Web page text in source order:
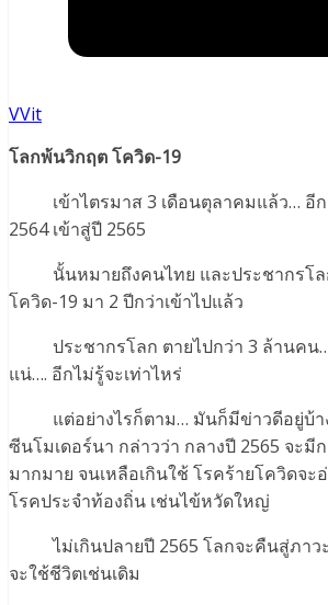
VVit
โลกพ้นวิกฤต โควิด-19
เข้าไตรมาส 3 เดือนตุลาคมแล้ว… อีก
2564 เข้าสู่ปี 2565
นั้นหมายถึงคนไทย และประชากรโล
โควิด-19 มา 2 ปีกว่าเข้าไปแล้ว
ประชากรโลก ตายไปกว่า 3 ล้านคน…
แน่…. อีกไม่รู้จะเท่าไหร่
แต่อย่างไรก็ตาม… มันก็มีข่าวดีอยู่บ้าง
ซีนโมเดอร์นา กล่าวว่า กลางปี 2565 จะมี
มากมาย จนเหลือเกินใช้ โรคร้ายโควิดจะ
โรคประจำท้องถิ่น เช่นไข้หวัดใหญ่
ไม่เกินปลายปี 2565 โลกจะคืนสู่ภาว
จะใช้ชีวิตเช่นเดิม